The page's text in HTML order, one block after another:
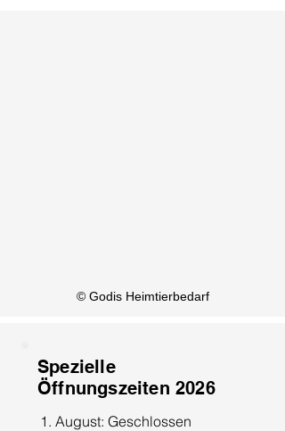
© Godis Heimtierbedarf
Spezielle
Öffnungszeiten 2026
1. August: Geschlossen